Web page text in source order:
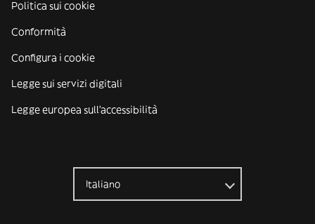
Politica sui cookie
Conformità
Configura i cookie
Legge sui servizi digitali
Legge europea sull'accessibilità